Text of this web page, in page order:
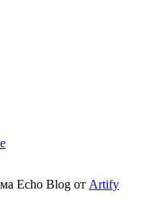
Echo Blog от Artify